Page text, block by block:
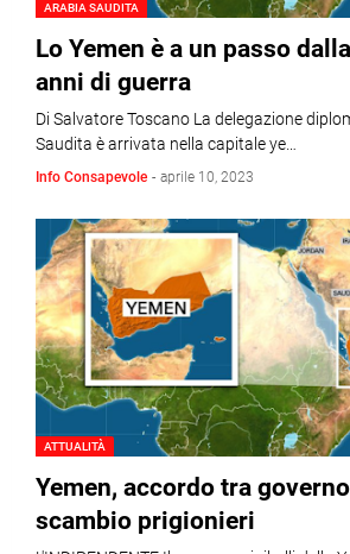
ARABIA SAUDITA
Lo Yemen è a un passo
anni di guerra
Di Salvatore Toscano La delegazione
Saudita è arrivata nella capitale ye…
Info Consapevole - aprile 10, 2023
ATTUALITÀ
Yemen, accordo tra
scambio prigionieri